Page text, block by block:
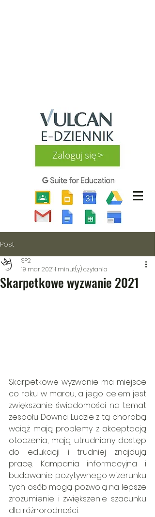
Post
Skarpetkowe wyzwanie 2021
SP2
19 mar 20211 minut(y) czytania
Skarpetkowe wyzwanie ma miejsce
co roku w marcu, a jego celem jest
zwiększanie świadomości na temat
zespołu Downa. Ludzie z tą chorobą
wciąż mają problemy z akceptacją
otoczenia, mają utrudniony dostęp
do edukacji i trudniej znajdują
pracę. Kampania informacyjna i
budowanie pozytywnego wizerunku
tych osób mogą pozwolą na lepsze
zrozumienie i zwiększenie szacunku
dla różnorodności.